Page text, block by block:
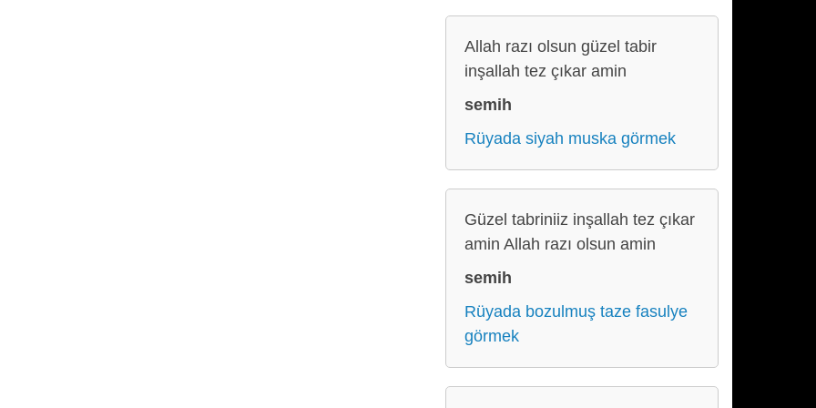
Allah razı olsun güzel tabir
inşallah tez çıkar amin
semih
Rüyada siyah muska görmek
Güzel tabriniiz inşallah tez çıkar
amin Allah razı olsun amin
semih
Rüyada bozulmuş taze fasulye
görmek